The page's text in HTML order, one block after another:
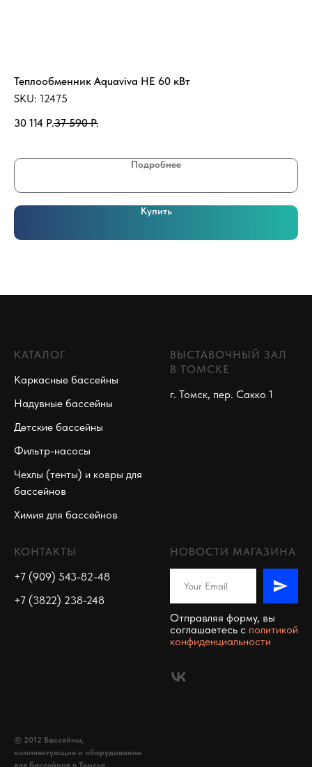
Теплообменник Aquaviva HE 60 кВт
SKU: 12475
30 114 Р.37 590 Р.
Подробнее
Купить
КАТАЛОГ
Каркасные бассейны
Надувные бассейны
Детские бассейны
Фильтр-насосы
Чехлы (тенты) и ковры для
бассейнов
Химия для бассейнов
ВЫСТАВОЧНЫЙ ЗАЛ
В ТОМСКЕ
г. Томск, пер. Сакко 1
КОНТАКТЫ
+7 (909) 543-82-48
+7 (3822) 238-248
НОВОСТИ МАГАЗИНА
Отправляя форму, вы
соглашаетесь c политикой
конфиденциальности
© 2012 Бассейны,
комплектующие и оборудование
для бассейнов в Томске